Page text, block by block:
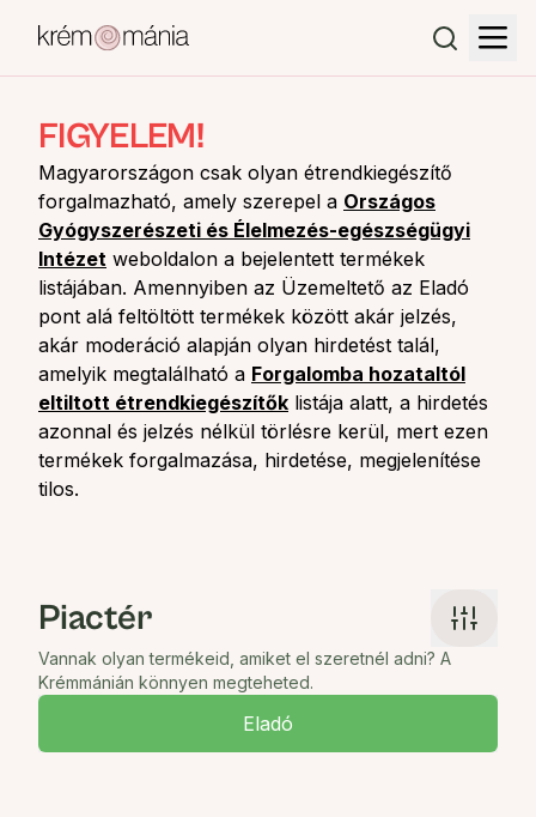
FIGYELEM!
Magyarországon csak olyan étrendkiegészítő
forgalmazható, amely szerepel a Országos
Gyógyszerészeti és Élelmezés-egészségügyi
Intézet weboldalon a bejelentett termékek
listájában. Amennyiben az Üzemeltető az Eladó
pont alá feltöltött termékek között akár jelzés,
akár moderáció alapján olyan hirdetést talál,
amelyik megtalálható a Forgalomba hozataltól
eltiltott étrendkiegészítők listája alatt, a hirdetés
azonnal és jelzés nélkül törlésre kerül, mert ezen
termékek forgalmazása, hirdetése, megjelenítése
tilos.
Piactér
Vannak olyan termékeid, amiket el szeretnél adni? A
Krémmánián könnyen megteheted.
Eladó